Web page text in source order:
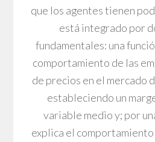
que los agentes tienen
está integrado por
fundamentales: una
comportamiento de las
de precios en el mercado
estableciendo un
variable medio y; por
explica el